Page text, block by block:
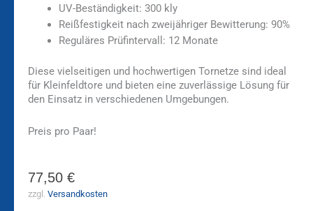
UV-Beständigkeit: 300 kly
Reißfestigkeit nach zweijähriger Bewitterung: 90%
Reguläres Prüfintervall: 12 Monate
Diese vielseitigen und hochwertigen Tornetze sind ideal
für Kleinfeldtore und bieten eine zuverlässige Lösung für
den Einsatz in verschiedenen Umgebungen.
Preis pro Paar!
77,50 €
zzgl. Versandkosten